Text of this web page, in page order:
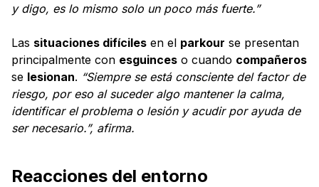
y digo, es lo mismo solo un poco más fuerte.”
Las situaciones difíciles en el parkour se presentan
principalmente con esguinces o cuando compañeros
se lesionan. “Siempre se está consciente del factor de
riesgo, por eso al suceder algo mantener la calma,
identificar el problema o lesión y acudir por ayuda de
ser necesario.”, afirma.
Reacciones del entorno